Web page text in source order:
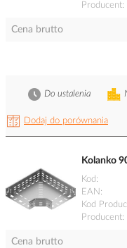
Producent
Cena brutto
Dodaj do porównania
Do ustalenia
Kolanko
Kod
EAN
Kod
Producent
Cena brutto